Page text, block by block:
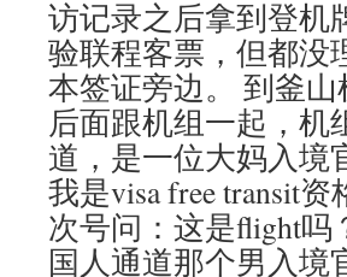
访记录之后拿到登机
验联程客票，但都没
本签证旁边。 到釜
后面跟机组一起，机
道，是一位大妈入境
我是visa free transit
次号问：这是flight吗
国人通道那个男入境